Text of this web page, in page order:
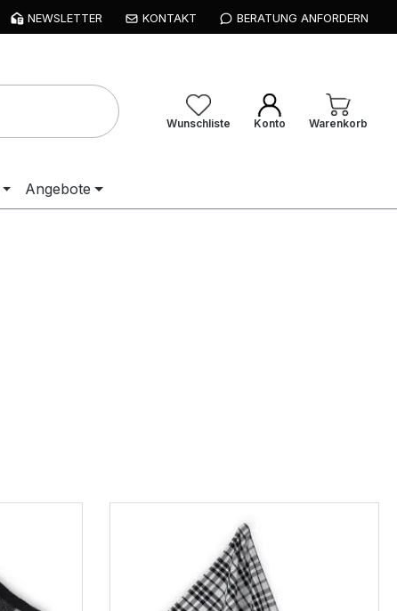
NEWSLETTER KONTAKT BERATUNG ANFORDERN
Wunschliste Konto Warenkorb
Angebote